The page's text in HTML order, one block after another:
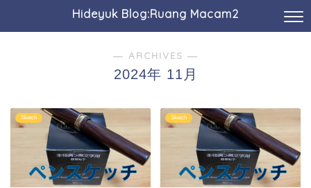
Hideyuk Blog:Ruang Macam2
― ARCHIVES ―
2024年 11月
Sketch Sketch